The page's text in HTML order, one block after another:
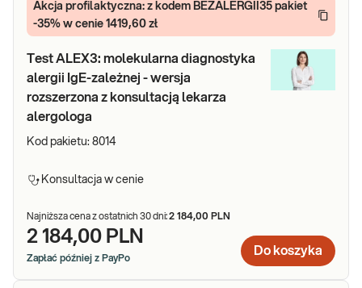
Akcja profilaktyczna: z kodem BEZALERGII35 pakiet
-35% w cenie 1419,60 zł
Test ALEX3: molekularna diagnostyka
alergii IgE-zależnej - wersja
rozszerzona z konsultacją lekarza
alergologa
Kod pakietu: 8014
Konsultacja w cenie
Najniższa cena z ostatnich 30 dni:2 184,00 PLN
2 184,00 PLN
Zapłać później z PayPo
Do koszyka